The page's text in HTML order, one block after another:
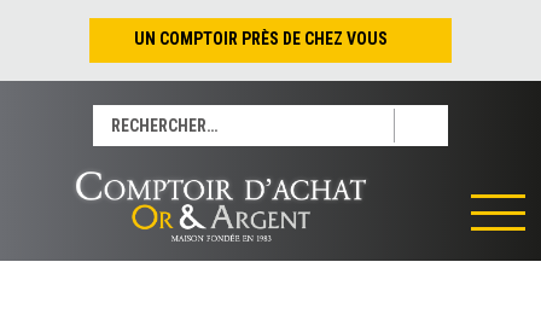
UN COMPTOIR PRÈS DE CHEZ VOUS
Nantes – Jean-Jacques Rousseau
Nantes – Saint-Pierre
Tours
La Rochelle
La Roche/Yon
Rechercher :